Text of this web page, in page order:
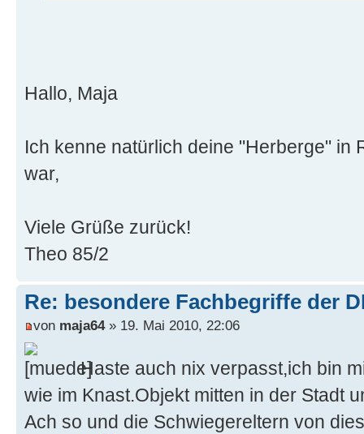
Hallo, Maja
Ich kenne natürlich deine "Herberge" in
war,
Viele Grüße zurück!
Theo 85/2
Re: besondere Fachbegriffe der
von maja64» 19. Mai 2010, 22:06
Haste auch nix verpasst,ich bin
wie im Knast.Objekt mitten in der Stadt
Ach so und die Schwiegereltern von